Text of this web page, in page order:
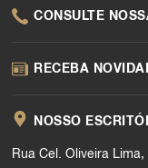
CONSULTE
RECEBA
NOSSO
Rua Cel. Oliveira